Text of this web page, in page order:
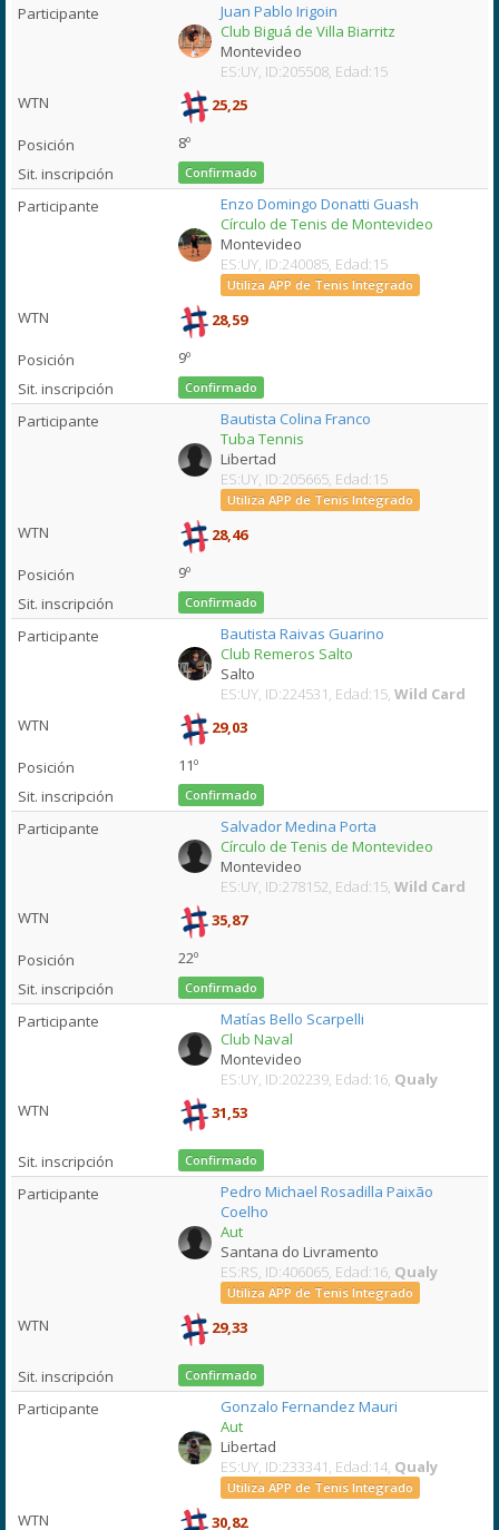
Juan Pablo Irigoin
Club Biguá de Villa Biarritz
Montevideo
ES:UY, ID:205508, Edad:15
25,25
8º
Confirmado
Enzo Domingo Donatti Guash
Círculo de Tenis de Montevideo
Montevideo
ES:UY, ID:240085, Edad:15
Utiliza APP de Tenis Integrado
28,59
9º
Confirmado
Bautista Colina Franco
Tuba Tennis
Libertad
ES:UY, ID:205665, Edad:15
Utiliza APP de Tenis Integrado
28,46
9º
Confirmado
Bautista Raivas Guarino
Club Remeros Salto
Salto
ES:UY, ID:224531, Edad:15, Wild Card
29,03
11º
Confirmado
Salvador Medina Porta
Círculo de Tenis de Montevideo
Montevideo
ES:UY, ID:278152, Edad:15, Wild Card
35,87
22º
Confirmado
Matías Bello Scarpelli
Club Naval
Montevideo
ES:UY, ID:202239, Edad:16, Qualy
31,53
Confirmado
Pedro Michael Rosadilla Paixão
Coelho
Aut
Santana do Livramento
ES:RS, ID:406065, Edad:16, Qualy
Utiliza APP de Tenis Integrado
29,33
Confirmado
Gonzalo Fernandez Mauri
Aut
Libertad
ES:UY, ID:233341, Edad:14, Qualy
Utiliza APP de Tenis Integrado
30,82